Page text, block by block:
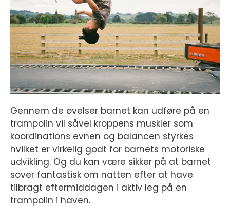
Gennem de øvelser barnet kan udføre på en
trampolin vil såvel kroppens muskler som
koordinations evnen og balancen styrkes
hvilket er virkelig godt for barnets motoriske
udvikling. Og du kan være sikker på at barnet
sover fantastisk om natten efter at have
tilbragt eftermiddagen i aktiv leg på en
trampolin i haven.